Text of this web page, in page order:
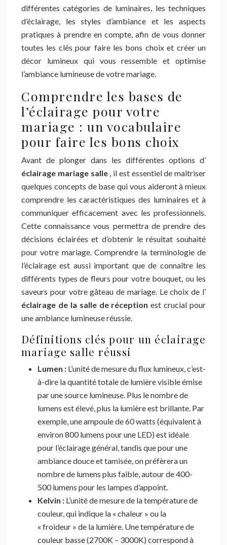
différentes catégories de luminaires, les techniques
d’éclairage, les styles d’ambiance et les aspects
pratiques à prendre en compte, afin de vous donner
toutes les clés pour faire les bons choix et créer un
décor lumineux qui vous ressemble et optimise
l’ambiance lumineuse de votre mariage.
Comprendre les bases de
l’éclairage pour votre
mariage : un vocabulaire
pour faire les bons choix
Avant de plonger dans les différentes options d’
éclairage mariage salle , il est essentiel de maîtriser
quelques concepts de base qui vous aideront à mieux
comprendre les caractéristiques des luminaires et à
communiquer efficacement avec les professionnels.
Cette connaissance vous permettra de prendre des
décisions éclairées et d’obtenir le résultat souhaité
pour votre mariage. Comprendre la terminologie de
l’éclairage est aussi important que de connaître les
différents types de fleurs pour votre bouquet, ou les
saveurs pour votre gâteau de mariage. Le choix de l’
éclairage de la salle de réceptionest crucial pour
une ambiance lumineuse réussie.
Définitions clés pour un éclairage
mariage salle réussi
Lumen : L’unité de mesure du flux lumineux, c’est-
à-dire la quantité totale de lumière visible émise
par une source lumineuse. Plus le nombre de
lumens est élevé, plus la lumière est brillante. Par
exemple, une ampoule de 60 watts (équivalent à
environ 800 lumens pour une LED) est idéale
pour l’éclairage général, tandis que pour une
ambiance douce et tamisée, on préfèrera un
nombre de lumens plus faible, autour de 400-
500 lumens pour les lampes d’appoint.
Kelvin : L’unité de mesure de la température de
couleur, qui indique la « chaleur » ou la
« froideur » de la lumière. Une température de
couleur basse (2700K – 3000K) correspond à